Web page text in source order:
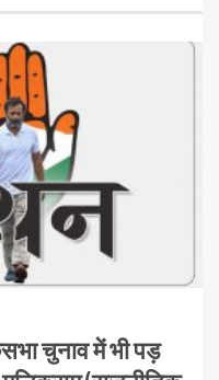
चुनाव में भी पड़